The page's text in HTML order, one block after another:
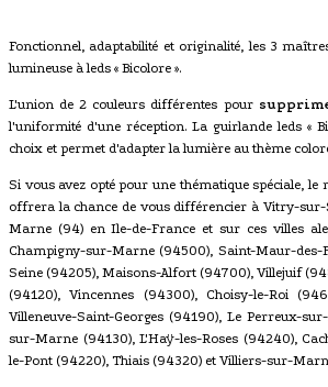
Fonctionnel, adaptabilité et originalité, les 3
lumineuse à leds « Bicolore ».
L'union de 2 couleurs différentes pour
l'uniformité d'une réception. La guirlande leds «
choix et permet d'adapter la lumière au thème
Si vous avez opté pour une thématique spéciale, le
offrera la chance de vous différencier à Vitry-sur-
Marne (94) en Ile-de-France et sur ces villes
Champigny-sur-Marne (94500), Saint-Maur-des-
Seine (94205), Maisons-Alfort (94700), Villejuif
(94120), Vincennes (94300), Choisy-le-Roi
Villeneuve-Saint-Georges (94190), Le Perreux-
sur-Marne (94130), L'Haÿ-les-Roses (94240),
le-Pont (94220), Thiais (94320) et Villiers-sur-